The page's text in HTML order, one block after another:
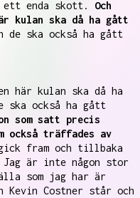
ett enda skott. Och
kulan ska då ha gått
de ska också ha gått
här kulan ska då ha
ska också ha gått
som satt precis
också träffades av
fram och tillbaka
Jag är inte någon stor
som jag har är
Costner står och